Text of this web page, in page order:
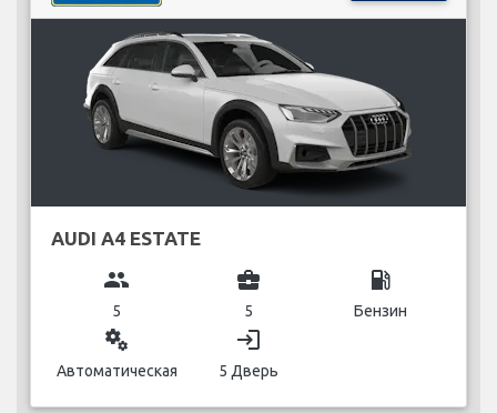
AUDI A4 ESTATE
group
5
business_center
5
local_gas_station
Бензин
miscellaneous_services
Автоматическая
login
5 Дверь